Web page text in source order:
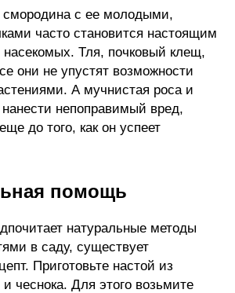
с ее молодыми,
часто становится настоящим
Тля, почковый клещ,
они не упустят возможности
А мучнистая роса и
нанести непоправимый вред,
до того, как он успеет
помощь
натуральные методы
в саду, существует
Приготовьте настой из
чеснока. Для этого возьмите